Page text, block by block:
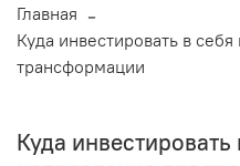
Главная
Куда инвестировать в
трансформации
Куда